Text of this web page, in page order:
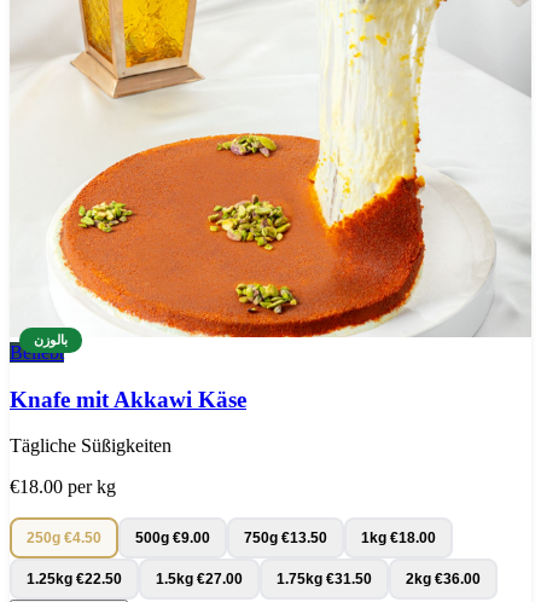
Beliebt
بالوزن
Knafe mit Akkawi Käse
Tägliche Süßigkeiten
€18.00 per kg
250g €4.50 500g €9.00 750g €13.50 1kg €18.00
1.25kg €22.50 1.5kg €27.00 1.75kg €31.50 2kg €36.00